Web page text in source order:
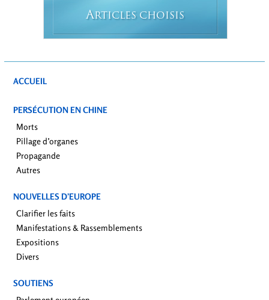
ARTICLES CHOISIS
ACCUEIL
PERSÉCUTION EN CHINE
Morts
Pillage d’organes
Propagande
Autres
NOUVELLES D’EUROPE
Clarifier les faits
Manifestations & Rassemblements
Expositions
Divers
SOUTIENS